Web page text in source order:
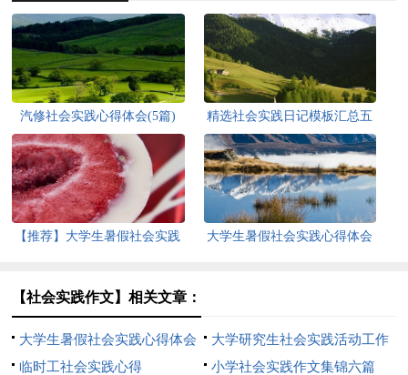
汽修社会实践心得体会(5篇)
精选社会实践日记模板汇总五
篇
【推荐】大学生暑假社会实践
大学生暑假社会实践心得体会
【社会实践作文】相关文章：
大学生暑假社会实践心得体会
【推荐】
大学研究生社会实践活动工作
总结
临时工社会实践心得 小学社会实践作文集锦六篇